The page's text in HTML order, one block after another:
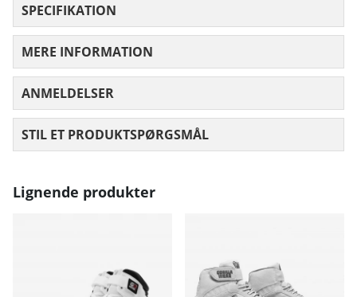
SPECIFIKATION
MERE INFORMATION
ANMELDELSER
STIL ET PRODUKTSPØRGSMÅL
Lignende produkter